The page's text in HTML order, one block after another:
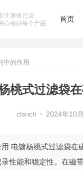
注液体过滤
心做好每个产品
首页
中的作用
桃式过滤袋
clsrich • 2024年10
电镀杨桃式过滤袋
性能和稳定性。在磁